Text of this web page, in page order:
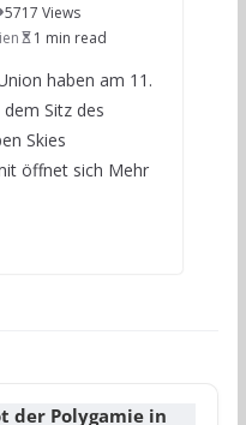
5717 Views
1 min read
haben am 11.
Sitz des
Skies
öffnet sich Mehr
der Polygamie in